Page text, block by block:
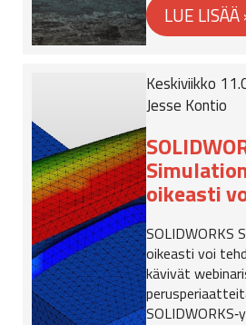
Keskiviikko
Jesse Kontio
oikeasti
SOLIDWORKS
oikeasti voi
kävivät